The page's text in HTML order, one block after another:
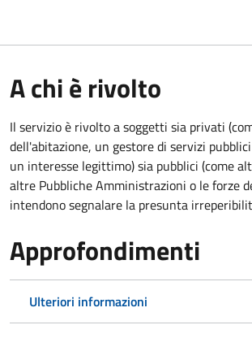
A chi è rivolto
Il servizio è rivolto a soggetti sia privati
dell'abitazione, un gestore di servizi
un interesse legittimo) sia pubblici (come
altre Pubbliche Amministrazioni o le forze
intendono segnalare la presunta
Approfondimenti
Ulteriori informazioni